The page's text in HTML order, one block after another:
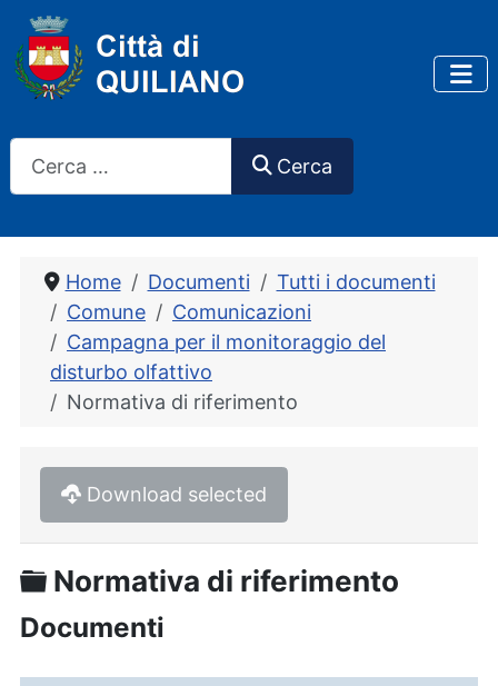
Cerca
Home Documenti
Tutti i documenti
Comune
Comunicazioni
Campagna per il monitoraggio del
disturbo olfattivo
Normativa di riferimento
Download selected
Cartella
Normativa di riferimento
Documenti